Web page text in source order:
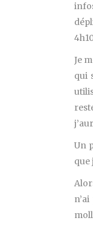
Je
qui
Un
que